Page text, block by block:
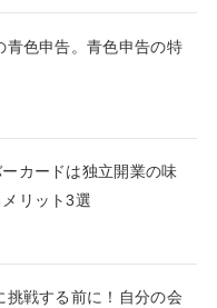
青色申告。青色申告の特
カードは独立開業の味
リット3選
挑戦する前に！自分の会